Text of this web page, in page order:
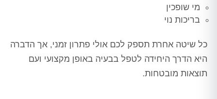
מי שופכין
בריכות נוי
כל שיטה אחרת תספק לכם אולי פתרון זמני, אך הדברה
היא הדרך היחידה לטפל בבעיה באופן מקצועי ועם
תוצאות מובטחות.